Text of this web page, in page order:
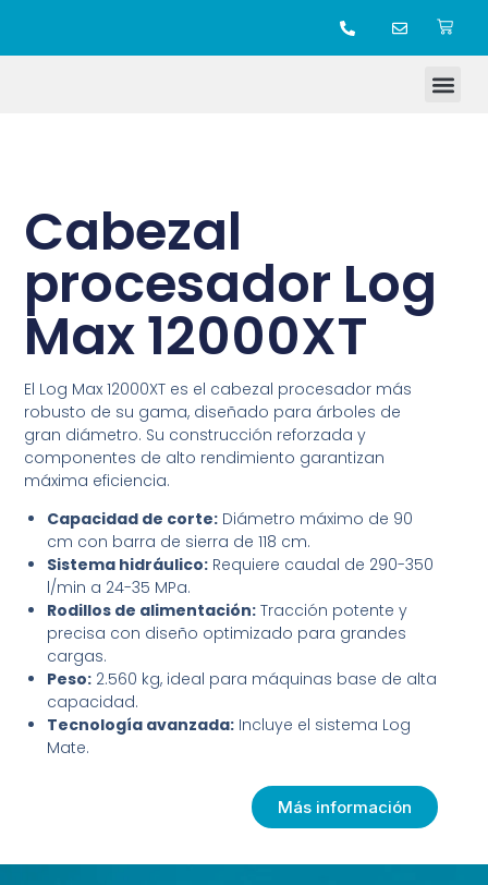
Cabezal
procesador Log
Max 12000XT
El Log Max 12000XT es el cabezal procesador más
robusto de su gama, diseñado para árboles de
gran diámetro. Su construcción reforzada y
componentes de alto rendimiento garantizan
máxima eficiencia.
Capacidad de corte: Diámetro máximo de 90
cm con barra de sierra de 118 cm.
Sistema hidráulico: Requiere caudal de 290-350
l/min a 24-35 MPa.
Rodillos de alimentación: Tracción potente y
precisa con diseño optimizado para grandes
cargas.
Peso: 2.560 kg, ideal para máquinas base de alta
capacidad.
Tecnología avanzada: Incluye el sistema Log
Mate.
Más información